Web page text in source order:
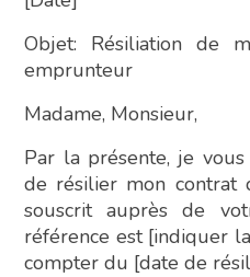
Objet: Résiliation de
emprunteur
Madame, Monsieur,
Par la présente, je
de résilier mon contrat
souscrit auprès de
référence est [indiquer
compter du [date de